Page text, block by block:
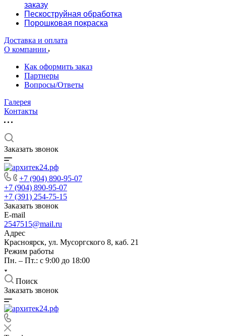
заказу
Пескоструйная обработка
Порошковая покраска
Доставка и оплата
О компании
Как оформить заказ
Партнеры
Вопросы/Ответы
Галерея
Контакты
Заказать звонок
+7 (904) 890-95-07
+7 (904) 890-95-07
+7 (391) 254-75-15
Заказать звонок
E-mail
2547515@mail.ru
Адрес
Красноярск, ул. Мусоргского 8, каб. 21
Режим работы
Пн. – Пт.: с 9:00 до 18:00
Поиск
Заказать звонок